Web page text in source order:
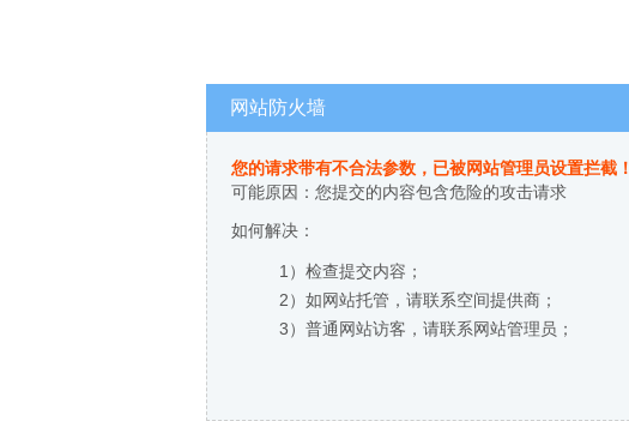
网站防火墙
您的请求带有不合法参数，已被网站管理员设置拦截！
可能原因：您提交的内容包含危险的攻击请求
如何解决：
1）检查提交内容；
2）如网站托管，请联系空间提供商；
3）普通网站访客，请联系网站管理员；